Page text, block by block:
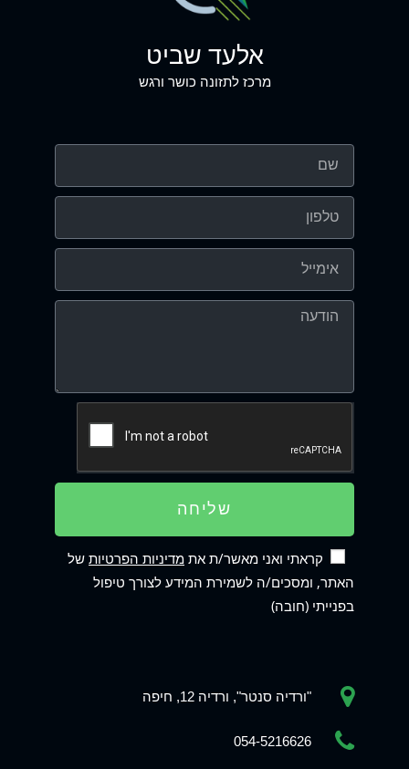
אלעד שביט
מרכז לתזונה כושר ורגש
שליחה
קראתי ואני מאשר/ת את מדיניות הפרטיות של
האתר, ומסכים/ה לשמירת המידע לצורך טיפול
בפנייתי (חובה)
"ורדיה סנטר", ורדיה 12, חיפה
054-5216626